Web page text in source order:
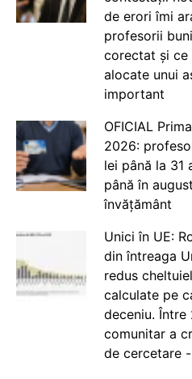
de erori îmi
profesorii
corectat și ce
alocate unui
important
OFICIAL
2026:
lei până la 31
până în
învățământ
Unici în UE:
din întreaga
redus
calculate pe
deceniu. Între
comunitar a
de cercetare